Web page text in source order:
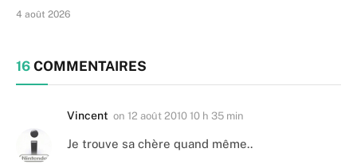
4 août 2026
16 COMMENTAIRES
Vincent on 12 août 2010 10 h 35 min
Je trouve sa chère quand même..